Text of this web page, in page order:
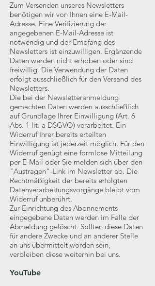
Zum Versenden unseres Newsletters
benötigen wir von Ihnen eine E-Mail-
Adresse. Eine Verifizierung der
angegebenen E-Mail-Adresse ist
notwendig und der Empfang des
Newsletters ist einzuwilligen. Ergänzende
Daten werden nicht erhoben oder sind
freiwillig. Die Verwendung der Daten
erfolgt ausschließlich für den Versand des
Newsletters.
Die bei der Newsletteranmeldung
gemachten Daten werden ausschließlich
auf Grundlage Ihrer Einwilligung (Art. 6
Abs. 1 lit. a DSGVO) verarbeitet. Ein
Widerruf Ihrer bereits erteilten
Einwilligung ist jederzeit möglich. Für den
Widerruf genügt eine formlose Mitteilung
per E-Mail oder Sie melden sich über den
"Austragen"-Link im Newsletter ab. Die
Rechtmäßigkeit der bereits erfolgten
Datenverarbeitungsvorgänge bleibt vom
Widerruf unberührt.
Zur Einrichtung des Abonnements
eingegebene Daten werden im Falle der
Abmeldung gelöscht. Sollten diese Daten
für andere Zwecke und an anderer Stelle
an uns übermittelt worden sein,
verbleiben diese weiterhin bei uns.
YouTube